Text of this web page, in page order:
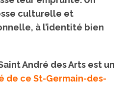
culturelle et
à l’identité bien
André des Arts est un
de ce St-Germain-des-